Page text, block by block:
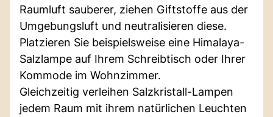
Raumluft sauberer, ziehen Giftstoffe aus der
Umgebungsluft und neutralisieren diese.
Platzieren Sie beispielsweise eine Himalaya-
Salzlampe auf Ihrem Schreibtisch oder Ihrer
Kommode im Wohnzimmer.
Gleichzeitig verleihen Salzkristall-Lampen
jedem Raum mit ihrem natürlichen Leuchten